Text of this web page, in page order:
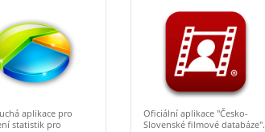
aplikace pro
statistik pro
Oficiální aplikace "Česko-
Slovenské filmové databáze".